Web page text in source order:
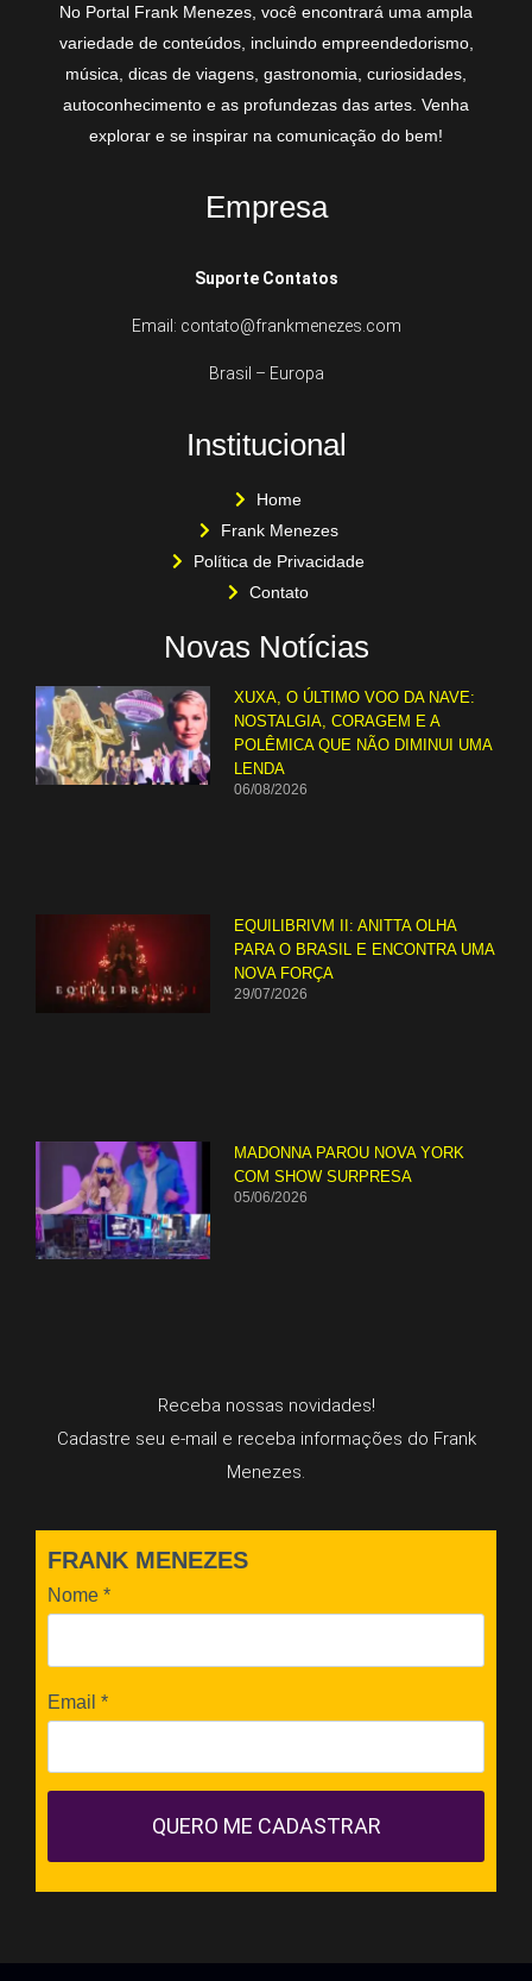
No Portal Frank Menezes, você encontrará uma ampla
variedade de conteúdos, incluindo empreendedorismo,
música, dicas de viagens, gastronomia, curiosidades,
autoconhecimento e as profundezas das artes. Venha
explorar e se inspirar na comunicação do bem!
Empresa
Suporte Contatos
Email: contato@frankmenezes.com
Brasil – Europa
Institucional
Home
Frank Menezes
Política de Privacidade
Contato
Novas Notícias
XUXA, O ÚLTIMO VOO DA NAVE:
NOSTALGIA, CORAGEM E A
POLÊMICA QUE NÃO DIMINUI UMA
LENDA
06/08/2026
EQUILIBRIVM II: ANITTA OLHA
PARA O BRASIL E ENCONTRA UMA
NOVA FORÇA
29/07/2026
MADONNA PAROU NOVA YORK
COM SHOW SURPRESA
05/06/2026
Receba nossas novidades!
Cadastre seu e-mail e receba informações do Frank
Menezes.
FRANK MENEZES
Nome *
Email *
QUERO ME CADASTRAR